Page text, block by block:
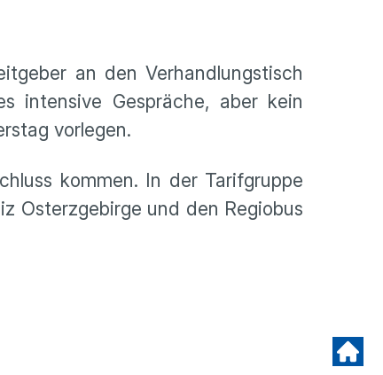
an den Verhandlungstisch
intensive Gespräche, aber kein
vorlegen.
kommen. In der Tarifgruppe
Osterzgebirge und den Regiobus